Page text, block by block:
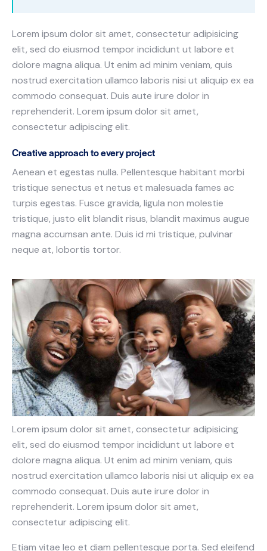
Lorem ipsum dolor sit amet, consectetur adipisicing
elit, sed do eiusmod tempor incididunt ut labore et
dolore magna aliqua. Ut enim ad minim veniam, quis
nostrud exercitation ullamco laboris nisi ut aliquip ex ea
commodo consequat. Duis aute irure dolor in
reprehenderit. Lorem ipsum dolor sit amet,
consectetur adipiscing elit.
Creative approach to every project
Aenean et egestas nulla. Pellentesque habitant morbi
tristique senectus et netus et malesuada fames ac
turpis egestas. Fusce gravida, ligula non molestie
tristique, justo elit blandit risus, blandit maximus augue
magna accumsan ante. Duis id mi tristique, pulvinar
neque at, lobortis tortor.
Lorem ipsum dolor sit amet, consectetur adipisicing
elit, sed do eiusmod tempor incididunt ut labore et
dolore magna aliqua. Ut enim ad minim veniam, quis
nostrud exercitation ullamco laboris nisi ut aliquip ex ea
commodo consequat. Duis aute irure dolor in
reprehenderit. Lorem ipsum dolor sit amet,
consectetur adipiscing elit.
Etiam vitae leo et diam pellentesque porta. Sed eleifend